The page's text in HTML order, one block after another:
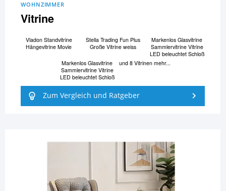
WOHNZIMMER
Vitrine
Vladon Standvitrine
Hängevitrine Movie
Stella Trading Fun Plus
Große Vitrine weiss
Markenlos Glasvitrine
Sammlervitrine Vitrine
LED beleuchtet Schloß
Markenlos Glasvitrine
Sammlervitrine Vitrine
LED beleuchtet Schloß
und 8 Vitrinen mehr...
Zum Vergleich und Ratgeber